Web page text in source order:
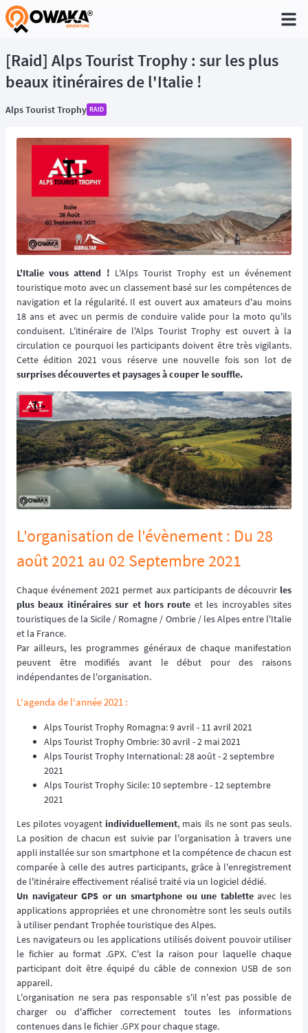
®
[Raid] Alps Tourist Trophy : sur les plus
beaux itinéraires de l'Italie !
Alps Tourist Trophy RAID
L'Italie vous attend ! L'Alps Tourist Trophy est un événement
touristique moto avec un classement basé sur les compétences de
navigation et la régularité. Il est ouvert aux amateurs d'au moins
18 ans et avec un permis de conduire valide pour la moto qu'ils
conduisent. L'itinéraire de l'Alps Tourist Trophy est ouvert à la
circulation ce pourquoi les participants doivent être très vigilants.
Cette édition 2021 vous réserve une nouvelle fois son lot de
surprises découvertes et paysages à couper le souffle.
L'organisation de l'évènement : Du 28
août 2021 au 02 Septembre 2021
Chaque événement 2021 permet aux participants de découvrirles
plus beaux itinéraires sur et hors route et les incroyables sites
touristiques de la Sicile / Romagne / Ombrie / les Alpes entre l'Italie
et la France.
Par ailleurs, les programmes généraux de chaque manifestation
peuvent être modifiés avant le début pour des raisons
indépendantes de l'organisation.
L'agenda de l'année 2021 :
Alps Tourist Trophy Romagna: 9 avril - 11 avril 2021
Alps Tourist Trophy Ombrie: 30 avril - 2 mai 2021
Alps Tourist Trophy International: 28 août - 2 septembre
2021
Alps Tourist Trophy Sicile: 10 septembre - 12 septembre
2021
Les pilotes voyagent individuellement, mais ils ne sont pas seuls.
La position de chacun est suivie par l'organisation à travers une
appli installée sur son smartphone et la compétence de chacun est
comparée à celle des autres participants, grâce à l'enregistrement
de l'itinéraire effectivement réalisé traité via un logiciel dédié.
Un navigateur GPS or un smartphone ou une tabletteavec les
applications appropriées et une chronomètre sont les seuls outils
à utiliser pendant Trophée touristique des Alpes.
Les navigateurs ou les applications utilisés doivent pouvoir utiliser
le fichier au format .GPX. C'est la raison pour laquelle chaque
participant doit être équipé du câble de connexion USB de son
appareil.
L'organisation ne sera pas responsable s'il n'est pas possible de
charger ou d'afficher correctement toutes les informations
contenues dans le fichier .GPX pour chaque stage.